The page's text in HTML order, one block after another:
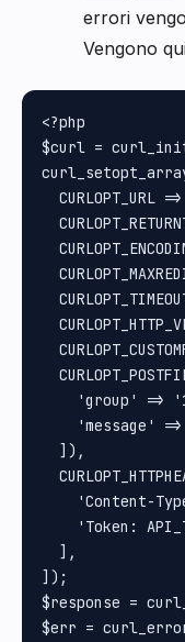
errori
Vengono
<?php
$curl =
CURLOPT_URL
'group' =>
'message'
  ]),
'Content-
'Token:
  ],
]);
$response =
$err =